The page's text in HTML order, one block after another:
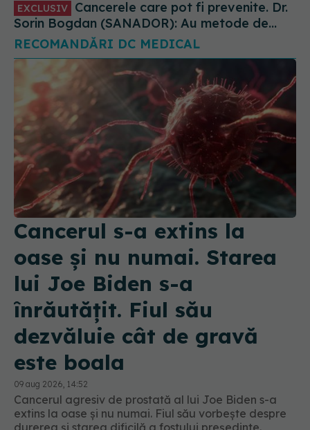
EXCLUSIV
Sorin Bogdan (SANADOR): Au metode de
prevenție
RECOMANDĂRI DC MEDICAL
Cancerul s-a extins la
oase și nu numai. Starea
lui Joe Biden s-a
înrăutățit. Fiul său
dezvăluie cât de gravă
este boala
09 aug 2026, 14:52
Cancerul agresiv de prostată al lui Joe Biden s-a
extins la oase și nu numai. Fiul său vorbește despre
durerea și starea dificilă a fostului președinte.